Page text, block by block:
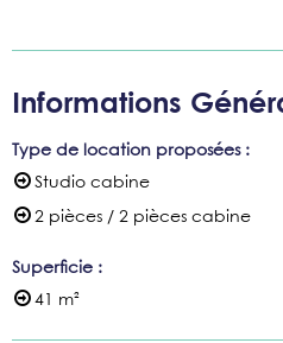
Informations
Type de location proposées :
Studio cabine
2 pièces / 2 pièces cabine
Superficie :
41
m²